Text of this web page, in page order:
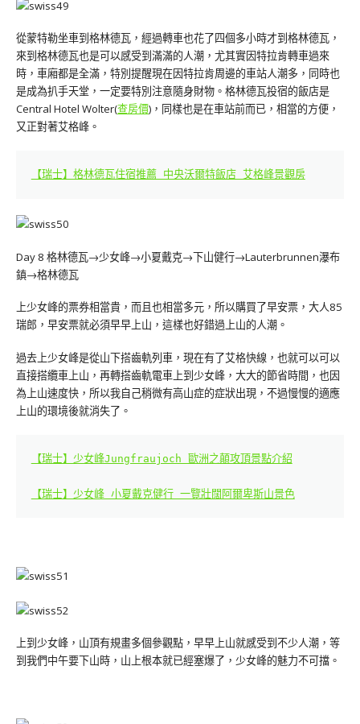
從蒙特勒坐車到格林德瓦，經過轉車也花了四個多小時才到格林德瓦，
來到格林德瓦也是可以感受到滿滿的人潮，尤其實因特拉肯轉車過來
時，車廂都是全滿，特別提醒現在因特拉肯周邊的車站人潮多，同時也
是成為扒手天堂，一定要特別注意隨身財物。格林德瓦投宿的飯店是
Central Hotel Wolter(查房價)，同樣也是在車站前而已，相當的方便，
又正對著艾格峰。
【瑞士】格林德瓦住宿推薦 中央沃爾特飯店 艾格峰景觀房
Day 8 格林德瓦→少女峰→小夏戴克→下山健行→Lauterbrunnen瀑布
鎮→格林德瓦
上少女峰的票券相當貴，而且也相當多元，所以購買了早安票，大人85
瑞郎，早安票就必須早早上山，這樣也好錯過上山的人潮。
過去上少女峰是從山下搭齒軌列車，現在有了艾格快線，也就可以可以
直接搭纜車上山，再轉搭齒軌電車上到少女峰，大大的節省時間，也因
為上山速度快，所以我自己稍微有高山症的症狀出現，不過慢慢的適應
上山的環境後就消失了。
【瑞士】少女峰Jungfraujoch 歐洲之顛攻頂景點介紹
【瑞士】少女峰 小夏戴克健行 一覽壯闊阿爾卑斯山景色
上到少女峰，山頂有規畫多個參觀點，早早上山就感受到不少人潮，等
到我們中午要下山時，山上根本就已經塞爆了，少女峰的魅力不可擋。